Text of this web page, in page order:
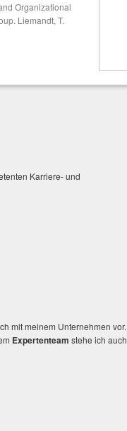
Organizational
Liemandt, T.
Karriere- und
mit meinem Unternehmen vor.
Expertenteam stehe ich auch